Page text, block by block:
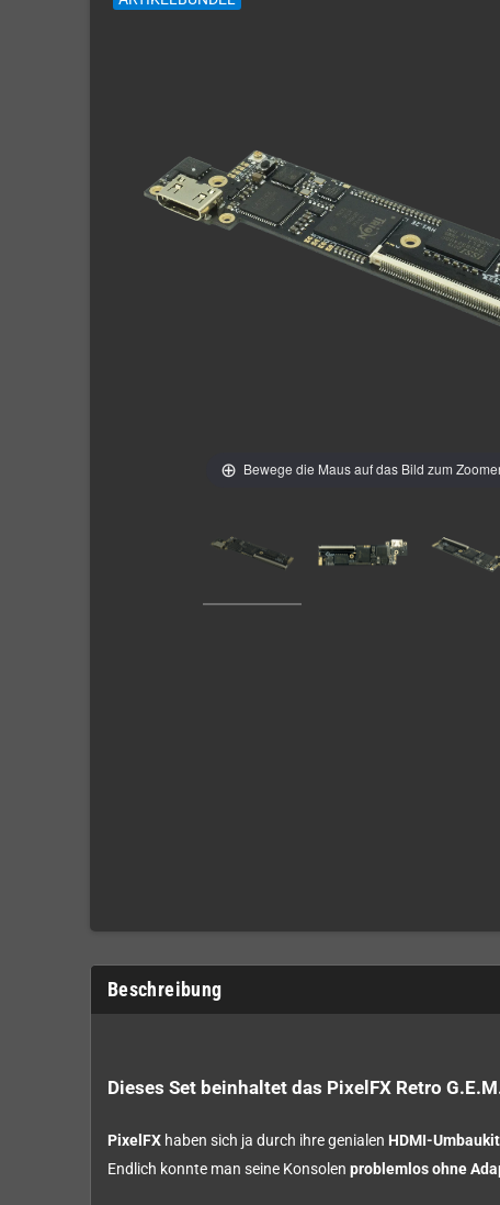
Bewege die Maus auf das Bild zum
Beschreibung
Dieses Set beinhaltet das PixelFX Retro
PixelFX haben sich ja durch ihre genialen HDMI-
Endlich konnte man seine Konsolen problemlos ohne